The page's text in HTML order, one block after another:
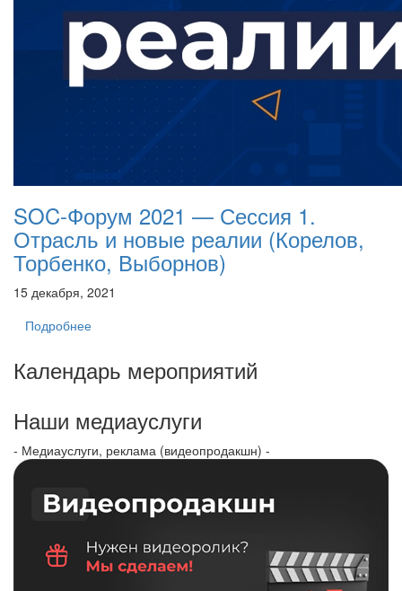
SOC-Форум 2021 — Сессия 1.
Отрасль и новые реалии (Корелов,
Торбенко, Выборнов)
15 декабря, 2021
Подробнее
Календарь мероприятий
Наши медиауслуги
- Медиауслуги, реклама (видеопродакшн) -